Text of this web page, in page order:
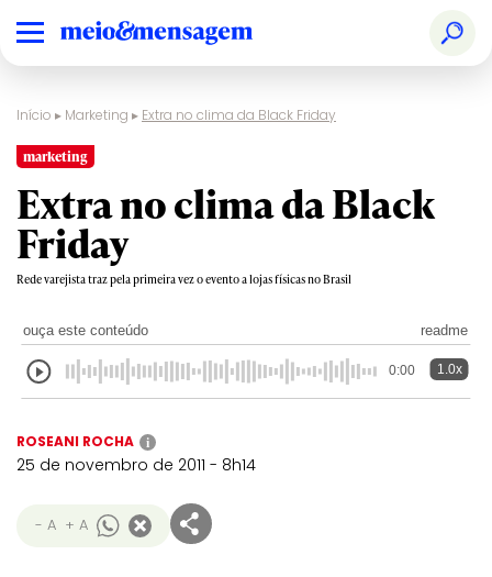
Início ▸ Marketing ▸ Extra no clima da Black Friday
marketing
Extra no clima da Black
Friday
Rede varejista traz pela primeira vez o evento a lojas físicas no Brasil
ouça este conteúdo readme
0:00 1.0x
ROSEANI ROCHA i
25 de novembro de 2011 - 8h14
- A + A